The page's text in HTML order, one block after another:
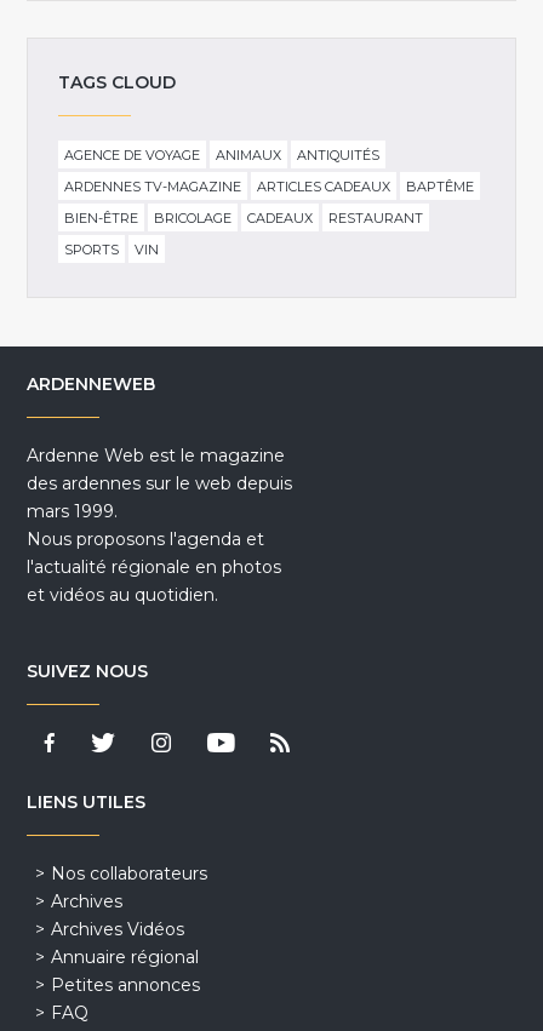
TAGS CLOUD
AGENCE DE VOYAGE ANIMAUX
ANTIQUITÉS
ARDENNES TV-MAGAZINE
ARTICLES CADEAUX
BAPTÊME
BIEN-ÊTRE
BRICOLAGE CADEAUX
RESTAURANT
SPORTS
VIN
ARDENNEWEB
Ardenne Web est le magazine
des ardennes sur le web depuis
mars 1999.
Nous proposons l'agenda et
l'actualité régionale en photos
et vidéos au quotidien.
SUIVEZ NOUS
LIENS UTILES
Nos collaborateurs
Archives
Archives Vidéos
Annuaire régional
Petites annonces
FAQ